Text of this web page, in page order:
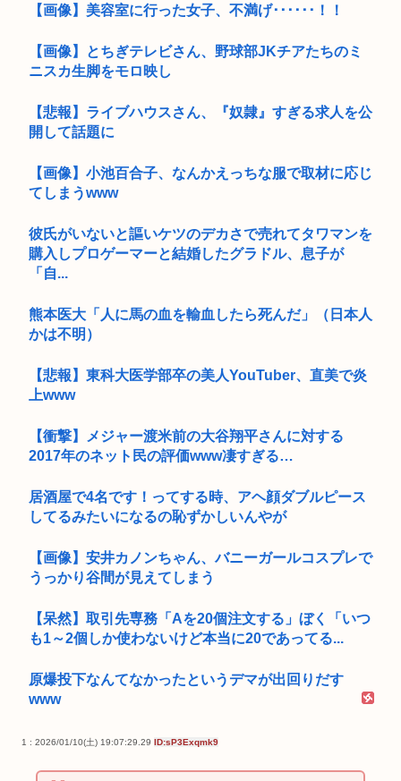
【画像】美容室に行った女子、不満げ･･････！！
【画像】とちぎテレビさん、野球部JKチアたちのミ
ニスカ生脚をモロ映し
【悲報】ライブハウスさん、『奴隷』すぎる求人を公
開して話題に
【画像】小池百合子、なんかえっちな服で取材に応じ
てしまうwww
彼氏がいないと謳いケツのデカさで売れてタワマンを
購入しプロゲーマーと結婚したグラドル、息子が
「自...
熊本医大「人に馬の血を輸血したら死んだ」（日本人
かは不明）
【悲報】東科大医学部卒の美人YouTuber、直美で炎
上www
【衝撃】メジャー渡米前の大谷翔平さんに対する
2017年のネット民の評価www凄すぎる…
居酒屋で4名です！ってする時、アヘ顔ダブルピース
してるみたいになるの恥ずかしいんやが
【画像】安井カノンちゃん、バニーガールコスプレで
うっかり谷間が見えてしまう
【呆然】取引先専務「Aを20個注文する」ぼく「いつ
も1～2個しか使わないけど本当に20であってる...
原爆投下なんてなかったというデマが出回りだす
www
1 : 2026/01/10(土) 19:07:29.29 ID:sP3Exqmk9